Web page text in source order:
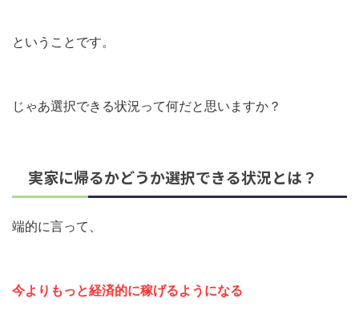
ということです。
じゃあ選択できる状況って何だと思いますか？
実家に帰るかどうか選択できる状況とは？
端的に言って、
今よりもっと経済的に稼げるようになる